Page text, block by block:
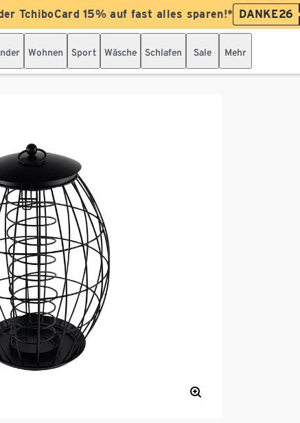
TchiboCard 15% auf fast alles sparen!* DANKE26
Wohnen Sport Wäsche Schlafen Sale Mehr